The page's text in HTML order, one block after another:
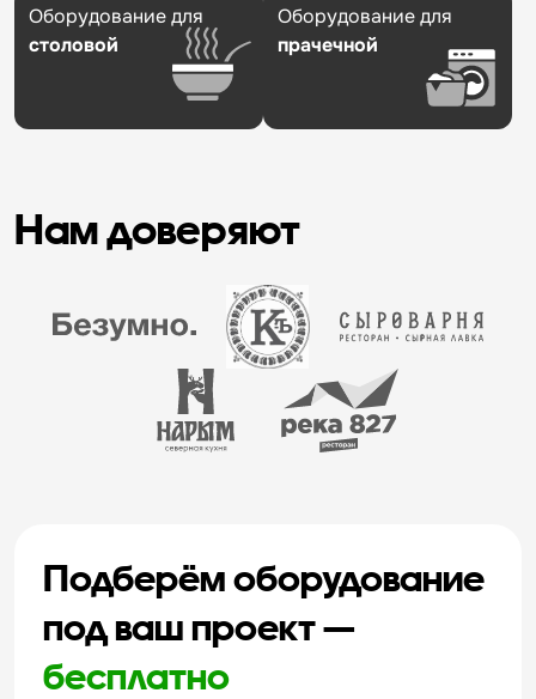
Оборудование для
столовой
Оборудование для
прачечной
Нам доверяют
Подберём оборудование
под ваш проект —
бесплатно